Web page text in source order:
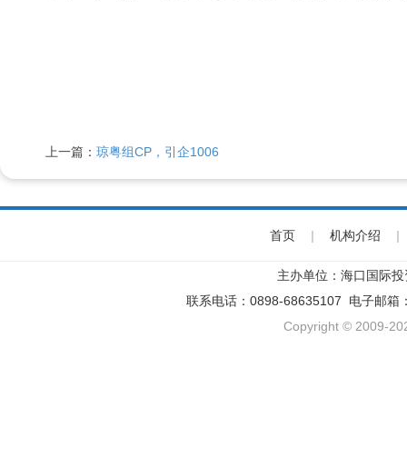
上一篇： 琼粤组CP，引企1006
首页 | 机构介绍 |
主办单位：海口国际
联系电话：0898-68635107 电子邮箱
Copyright © 2009-